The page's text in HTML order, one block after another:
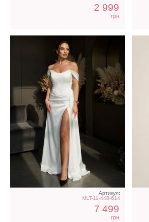
2 999
грн
Артикул:
MLT-11-448-614
7 499
грн
Коктейльное короткое
платье-шорты
шоколадного цвета